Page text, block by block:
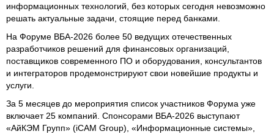
информационных технологий, без которых сегодня невозможно
решать актуальные задачи, стоящие перед банками.
На Форуме ВБА-2026 более 50 ведущих отечественных
разработчиков решений для финансовых организаций,
поставщиков современного ПО и оборудования, консультантов
и интеграторов продемонстрируют свои новейшие продукты и
услуги.
За 5 месяцев до мероприятия список участников Форума уже
включает 25 компаний. Спонсорами ВБА-2026 выступают
«АйКЭМ Групп» (iCAM Group), «Информационные системы»,